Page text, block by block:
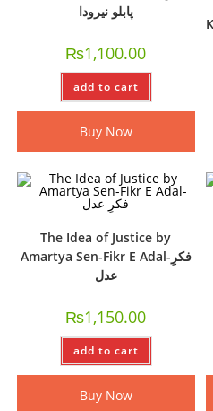
پابلو نیرودا
₨1,100.00
add to cart
Buy Now
The Idea of Justice by
Amartya Sen-Fikr E Adal-فکرِ
عدل
₨1,150.00
add to cart
Buy Now